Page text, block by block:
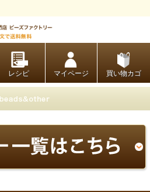
レシピ マイページ 買い物カゴ